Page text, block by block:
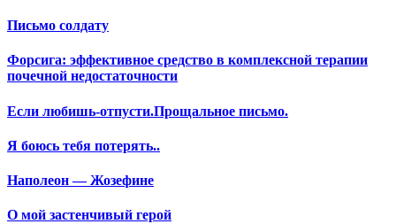
Письмо солдату
Форсига: эффективное средство в комплексной терапии
почечной недостаточности
Если любишь-отпусти.Прощальное письмо.
Я боюсь тебя потерять..
Наполеон — Жозефине
О мой застенчивый герой